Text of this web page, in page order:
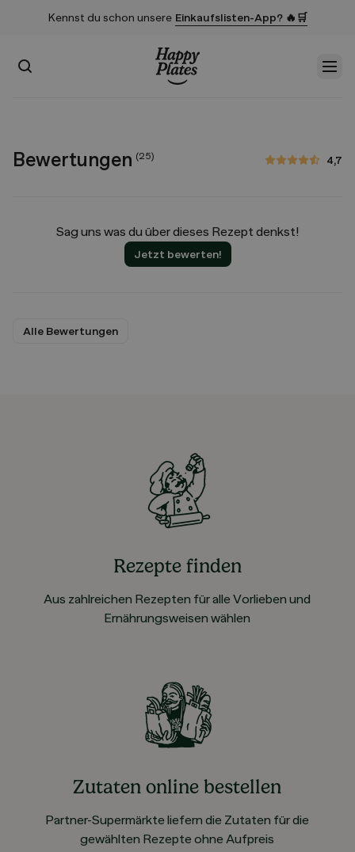
Kennst du schon unsere Einkaufslisten-App? 🔥🛒
Suchen
Bewertungen (25) 4,7
4,7 von 5 Sternen
Sag uns was du über dieses Rezept denkst!
Jetzt bewerten!
Alle Bewertungen
Rezepte finden
Aus zahlreichen Rezepten für alle Vorlieben und
Ernährungsweisen wählen
Zutaten online bestellen
Partner-Supermärkte liefern die Zutaten für die
gewählten Rezepte ohne Aufpreis